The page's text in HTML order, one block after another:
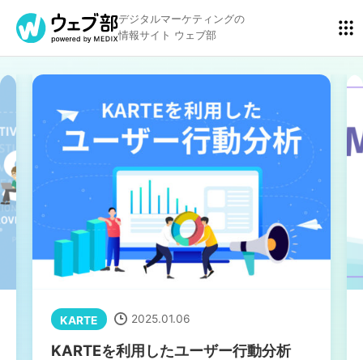
デジタルマーケティングの
情報サイト ウェブ部
リスティング広告 BtoBマーケティング
アクセス解析 ディスプレイ広告
アドテクノロジー 広告クリエイティブ
Webサイト構築 EC
KARTE 2025.01.06
KARTEを利用したユーザー行動分析